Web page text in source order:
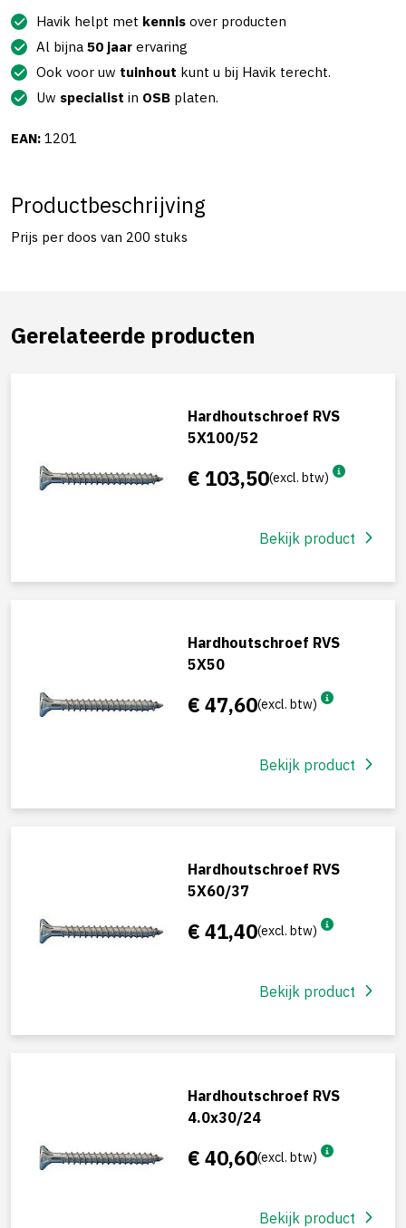
Havik helpt met kennis over producten
Al bijna 50 jaar ervaring
Ook voor uw tuinhout kunt u bij Havik terecht.
Uw specialist in OSB platen.
EAN: 1201
Productbeschrijving
Prijs per doos van 200 stuks
Gerelateerde producten
Hardhoutschroef RVS
5X100/52
€ 103,50(excl. btw)
Bekijk product
Hardhoutschroef RVS
5X50
€ 47,60(excl. btw)
Bekijk product
Hardhoutschroef RVS
5X60/37
€ 41,40(excl. btw)
Bekijk product
Hardhoutschroef RVS
4.0x30/24
€ 40,60(excl. btw)
Bekijk product